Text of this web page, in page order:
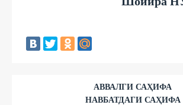
АВВАЛГИ САҲИФА
НАВБАТДАГИ САҲИФА